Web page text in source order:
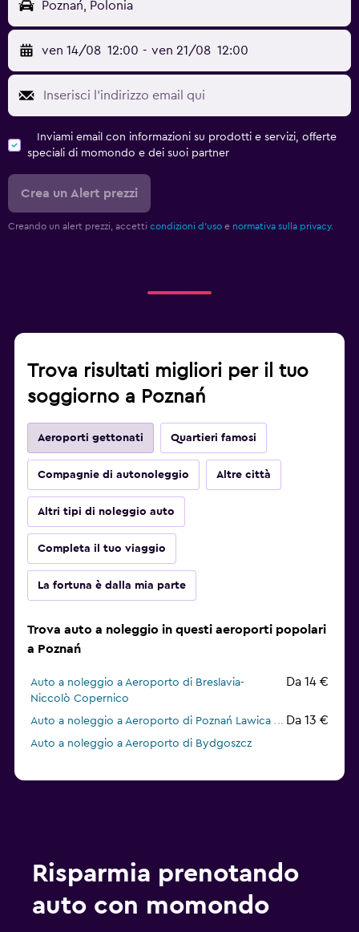
Poznań, Polonia
ven 14/08 12:00 - ven 21/08 12:00
Inviami email con informazioni su prodotti e servizi, offerte
speciali di momondo e dei suoi partner
Crea un Alert prezzi
Creando un alert prezzi, accetti condizioni d'uso e normativa sulla privacy.
Trova risultati migliori per il tuo
soggiorno a Poznań
Aeroporti gettonati Quartieri famosi
Compagnie di autonoleggio Altre città
Altri tipi di noleggio auto
Completa il tuo viaggio
La fortuna è dalla mia parte
Trova auto a noleggio in questi aeroporti popolari
a Poznań
Auto a noleggio a Aeroporto di Breslavia-
Niccolò Copernico
Da 14 €
Auto a noleggio a Aeroporto di Poznań Lawica Da 13 €
Auto a noleggio a Aeroporto di Bydgoszcz
Risparmia prenotando
auto con momondo